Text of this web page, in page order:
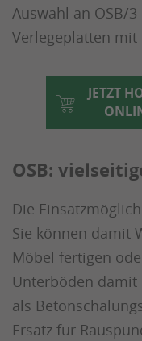
Auswahl an OSB/
Verlegeplatten mit
JETZT
OSB:
Die
Sie können damit
Möbel fertigen
Unterböden damit
als
Ersatz für